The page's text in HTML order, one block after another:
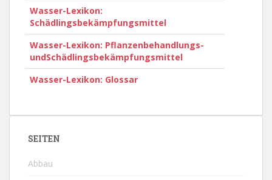
Wasser-Lexikon:
Schädlingsbekämpfungsmittel
Wasser-Lexikon: Pflanzenbehandlungs-
undSchädlingsbekämpfungsmittel
Wasser-Lexikon: Glossar
SEITEN
Abbau